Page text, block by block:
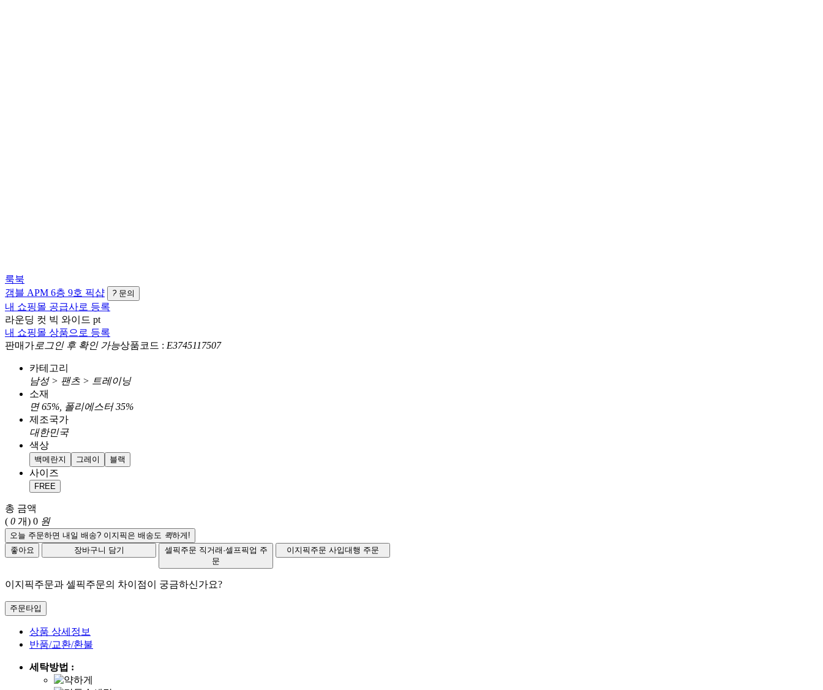
룩북
갬블 APM 6층 9호 픽샵 ? 문의
내 쇼핑몰 공급사로 등록
라운딩 컷 빅 와이드 pt
내 쇼핑몰 상품으로 등록
판매가 로그인 후 확인 가능상품코드 : E3745117507
카테고리
남성 > 팬츠 > 트레이닝
소재
면 65%, 폴리에스터 35%
제조국가
대한민국
색상
백메란지 그레이 블랙
사이즈
FREE
총 금액
( 0 개) 0 원
오늘 주문하면 내일 배송? 이지픽은 배송도 퀵하게!
좋아요
장바구니 담기 셀픽주문 직거래·셀프픽업 주
문
이지픽주문 사입대행 주문
이지픽주문과 셀픽주문의 차이점이 궁금하신가요?
주문타입
상품 상세정보
반품/교환/환불
세탁방법 :